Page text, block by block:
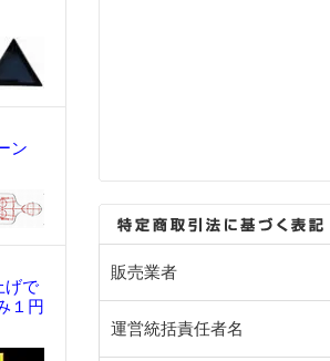
ン
げで
１円
販売業者
運営統括責任者名